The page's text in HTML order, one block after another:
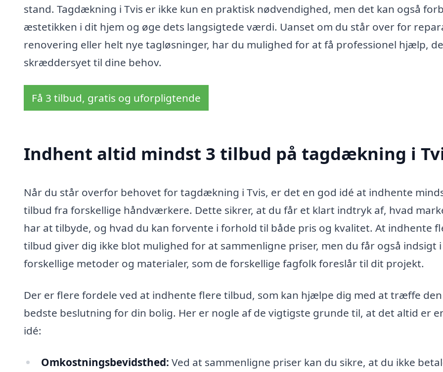
stand. Tagdækning i Tvis er ikke kun en praktisk nødvendighed, men det kan også
æstetikken i dit hjem og øge dets langsigtede værdi. Uanset om du står over for
renovering eller helt nye tagløsninger, har du mulighed for at få professionel hjælp,
skræddersyet til dine behov.
Få 3 tilbud, gratis og uforpligtende
Indhent altid mindst 3 tilbud på tagdækning i
Når du står overfor behovet for tagdækning i Tvis, er det en god idé at indhente
tilbud fra forskellige håndværkere. Dette sikrer, at du får et klart indtryk af, hvad
har at tilbyde, og hvad du kan forvente i forhold til både pris og kvalitet. At indhente
tilbud giver dig ikke blot mulighed for at sammenligne priser, men du får også indsigt
forskellige metoder og materialer, som de forskellige fagfolk foreslår til dit projekt.
Der er flere fordele ved at indhente flere tilbud, som kan hjælpe dig med at træffe den
bedste beslutning for din bolig. Her er nogle af de vigtigste grunde til, at det altid er
idé:
Omkostningsbevidsthed: Ved at sammenligne priser kan du sikre, at du ikke